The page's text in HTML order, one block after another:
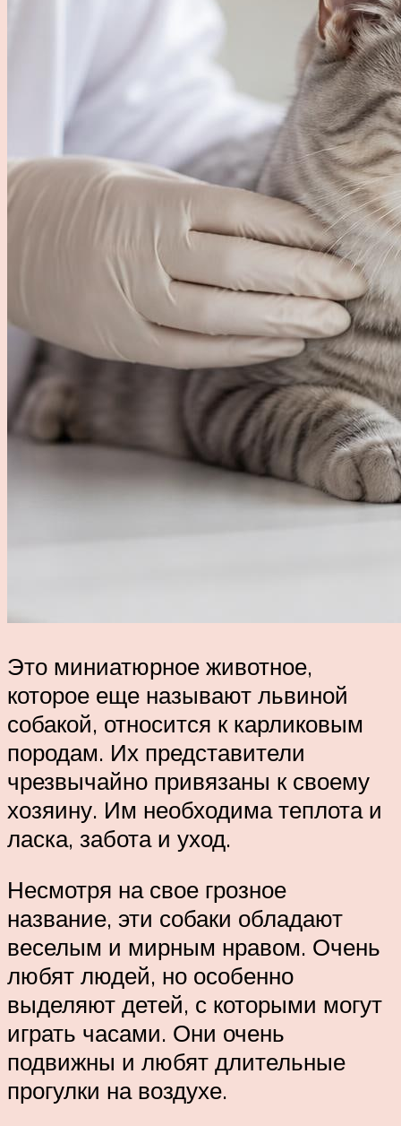
Это миниатюрное животное,
которое еще называют львиной
собакой, относится к карликовым
породам. Их представители
чрезвычайно привязаны к своему
хозяину. Им необходима теплота и
ласка, забота и уход.
Несмотря на свое грозное
название, эти собаки обладают
веселым и мирным нравом. Очень
любят людей, но особенно
выделяют детей, с которыми могут
играть часами. Они очень
подвижны и любят длительные
прогулки на воздухе.